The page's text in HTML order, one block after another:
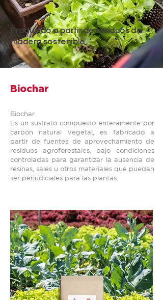
Producido a partir de residuos de
madera sostenible
Biochar
Biochar
Es un sustrato compuesto enteramente por
carbón natural vegetal, es fabricado a
partir de fuentes de aprovechamiento de
residuos agroforestales, bajo condiciones
controladas para garantizar la ausencia de
resinas, sales u otros materiales que puedan
ser perjudiciales para las plantas.